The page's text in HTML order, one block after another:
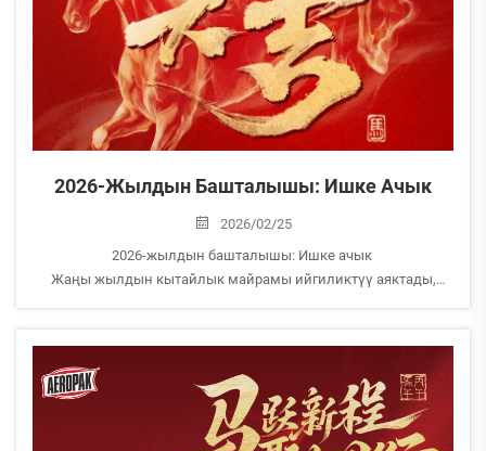
2026-Жылдын Башталышы: Ишке Ачык
2026/02/25
2026-жылдын башталышы: Ишке ачык
Жаңы жылдын кытайлык майрамы ийгиликтүү аяктады,
Майрам убактысында сиздин чыдамдуулугуңуз үчүн рахмат –
Биздин команда ишке даяр...